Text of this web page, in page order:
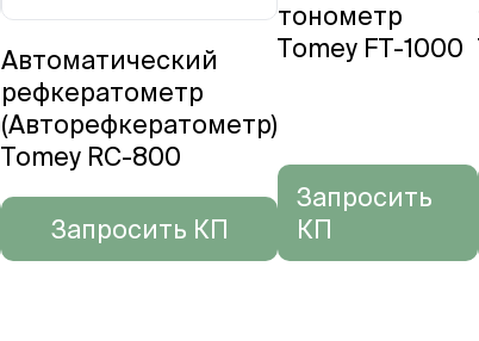
Автоматический
рефкератометр
(Авторефкератометр)
Tomey RC-800
Запросить КП
тонометр
Tomey FT-1000
Запросить
КП